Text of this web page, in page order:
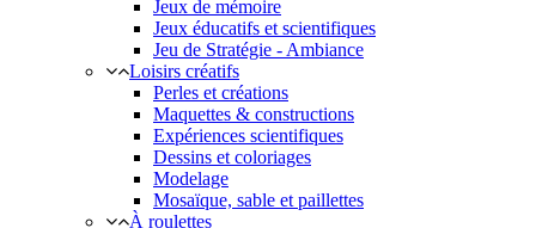
Jeux de mémoire
Jeux éducatifs et scientifiques
Jeu de Stratégie - Ambiance
Loisirs créatifs
Perles et créations
Maquettes & constructions
Expériences scientifiques
Dessins et coloriages
Modelage
Mosaïque, sable et paillettes
À roulettes